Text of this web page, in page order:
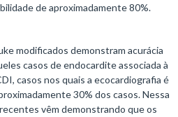
de aproximadamente 80%.
modificados demonstram acurácia
casos de endocardite associada à
casos nos quais a ecocardiografia é
30% dos casos. Nessa
vêm demonstrando que os